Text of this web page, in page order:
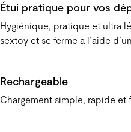
Étui pratique pour vos
Hygiénique, pratique et ultra
sextoy et se ferme à l’aide
Rechargeable
Chargement simple, rapide et